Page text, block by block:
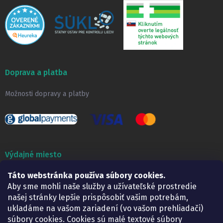
Táto webstránka používa súbory cookies.
Aby sme mohli naše služby a užívateľské prostredie
našej stránky lepšie prispôsobiť vašim potrebám,
ukladáme na vašom zariadení (vo vašom prehliadači)
súbory cookies. Cookies sú malé textové súbory
Doprava a platba
Možnosti dopravy a platby
Výdajné miesto
Lekáreň ADONAI
Košice – Smetanova 2
Pondelok:
07.30 – 15.30 h.
Utorok:
07.30 – 16.00 h.
Streda:
07.30 – 16.00 h.